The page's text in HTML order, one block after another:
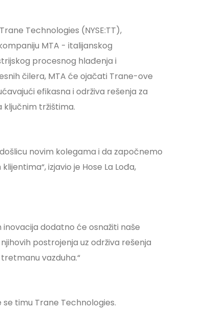
Technologies (NYSE:TT),
MTA - italijanskog
procesnog hlađenja i
čilera, MTA će ojačati Trane-ove
efikasna i održiva rešenja za
tržištima.
novim kolegama i da započnemo
izjavio je Hose La Lođa,
dodatno će osnažiti naše
postrojenja uz održiva rešenja
vazduha.“
timu Trane Technologies.